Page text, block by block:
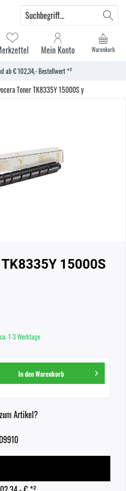
ab € 102,34,- Bestellwert *²
Warenkorb
Mein Konto
Toner TK8335Y 15000S y
15000S
1-3 Werktage
In denWarenkorb
Artikel?